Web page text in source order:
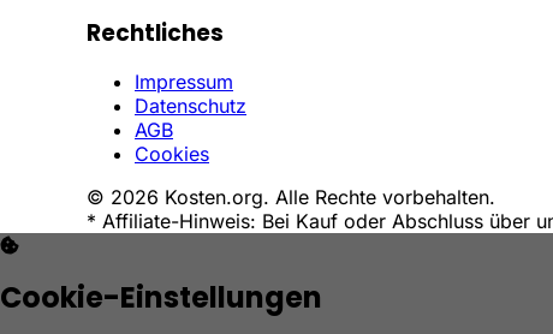
Rechtliches
Impressum
Datenschutz
AGB
Cookies
© 2026 Kosten.org. Alle Rechte vorbehalten.
* Affiliate-Hinweis: Bei Kauf oder Abschluss über
Cookie-Einstellungen